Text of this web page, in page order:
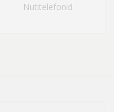
Nutitelefonid